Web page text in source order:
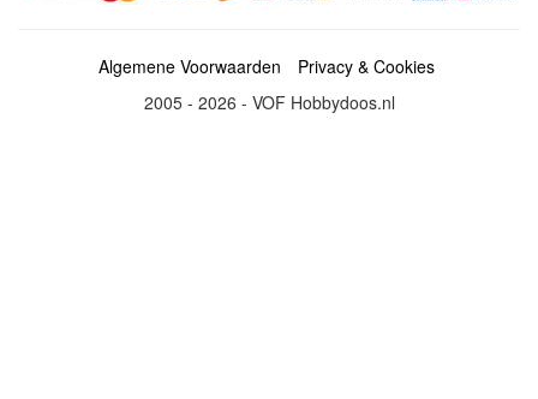
Algemene Voorwaarden
Privacy & Cookies
2005 - 2026 - VOF Hobbydoos.nl